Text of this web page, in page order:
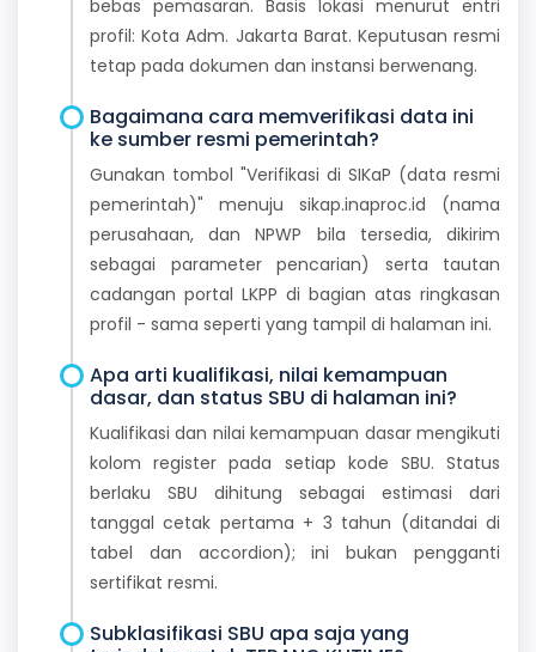
bebas pemasaran. Basis lokasi menurut entri
profil: Kota Adm. Jakarta Barat. Keputusan resmi
tetap pada dokumen dan instansi berwenang.
Bagaimana cara memverifikasi data ini
ke sumber resmi pemerintah?
Gunakan tombol "Verifikasi di SIKaP (data resmi
pemerintah)" menuju sikap.inaproc.id (nama
perusahaan, dan NPWP bila tersedia, dikirim
sebagai parameter pencarian) serta tautan
cadangan portal LKPP di bagian atas ringkasan
profil - sama seperti yang tampil di halaman ini.
Apa arti kualifikasi, nilai kemampuan
dasar, dan status SBU di halaman ini?
Kualifikasi dan nilai kemampuan dasar mengikuti
kolom register pada setiap kode SBU. Status
berlaku SBU dihitung sebagai estimasi dari
tanggal cetak pertama + 3 tahun (ditandai di
tabel dan accordion); ini bukan pengganti
sertifikat resmi.
Subklasifikasi SBU apa saja yang